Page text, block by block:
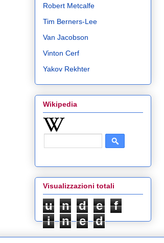
Robert Metcalfe
Tim Berners-Lee
Van Jacobson
Vinton Cerf
Yakov Rekhter
Wikipedia
Visualizzazioni totali
u n d e
f
i
n e d